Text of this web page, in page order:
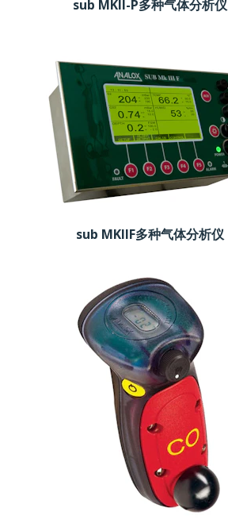
sub MKII-P多种气体分析仪
sub MKIIF多种气体分析仪